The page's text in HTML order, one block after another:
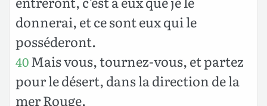
donnerai, et ce sont eux qui le
posséderont.
40Mais vous, tournez-vous, et partez
pour le désert, dans la direction de la
mer Rouge.